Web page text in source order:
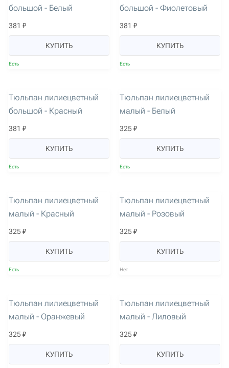
большой - Белый
381 ₽
КУПИТЬ
Есть
большой - Фиолетовый
381 ₽
КУПИТЬ
Есть
Тюльпан лилиецветный
большой - Красный
381 ₽
КУПИТЬ
Есть
Тюльпан лилиецветный
малый - Белый
325 ₽
КУПИТЬ
Есть
Тюльпан лилиецветный
малый - Красный
325 ₽
КУПИТЬ
Есть
Тюльпан лилиецветный
малый - Розовый
325 ₽
КУПИТЬ
Нет
Тюльпан лилиецветный
малый - Оранжевый
325 ₽
КУПИТЬ
Тюльпан лилиецветный
малый - Лиловый
325 ₽
КУПИТЬ